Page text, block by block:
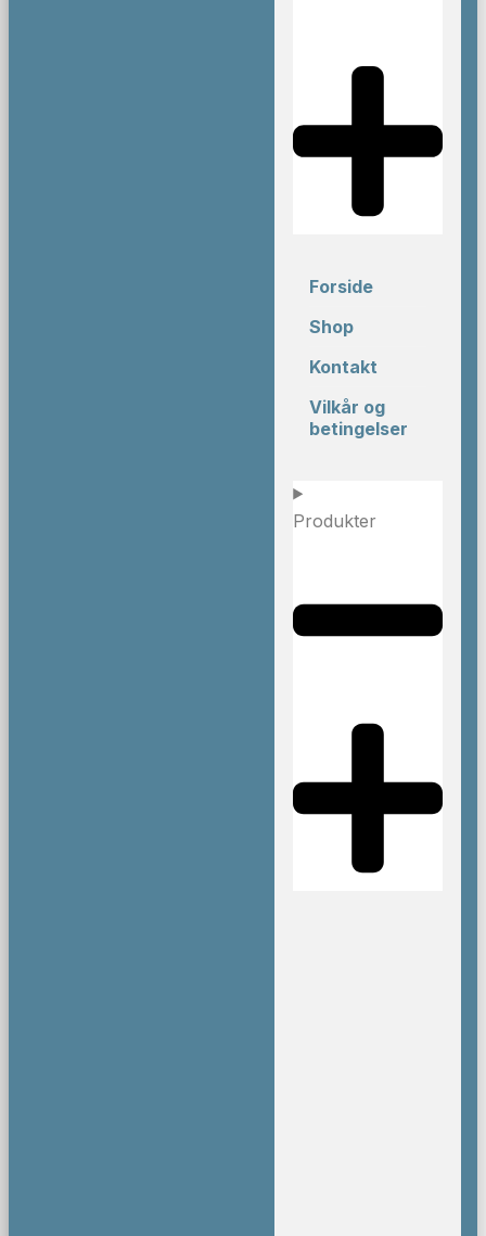
Forside
Shop
Kontakt
Vilkår og
betingelser
Produkter